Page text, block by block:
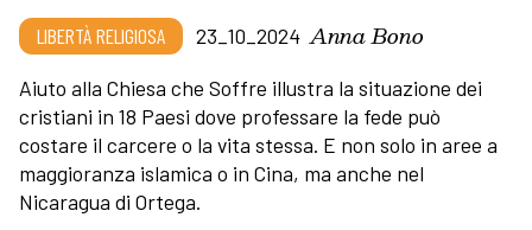
LIBERTÀ RELIGIOSA 23_10_2024 Anna Bono
Aiuto alla Chiesa che Soffre illustra la situazione dei
cristiani in 18 Paesi dove professare la fede può
costare il carcere o la vita stessa. E non solo in aree a
maggioranza islamica o in Cina, ma anche nel
Nicaragua di Ortega.